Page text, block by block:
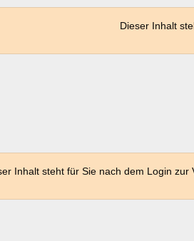
Dieser Inhalt
Inhalt steht für Sie nach dem Login zur